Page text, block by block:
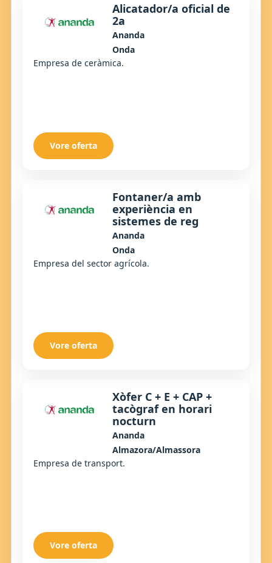
Alicatador/a oficial de
2a
Ananda
Onda
Empresa de ceràmica.
Vore oferta
Fontaner/a amb
experiència en
sistemes de reg
Ananda
Onda
Empresa del sector agrícola.
Vore oferta
Xòfer C + E + CAP +
tacògraf en horari
nocturn
Ananda
Almazora/Almassora
Empresa de transport.
Vore oferta